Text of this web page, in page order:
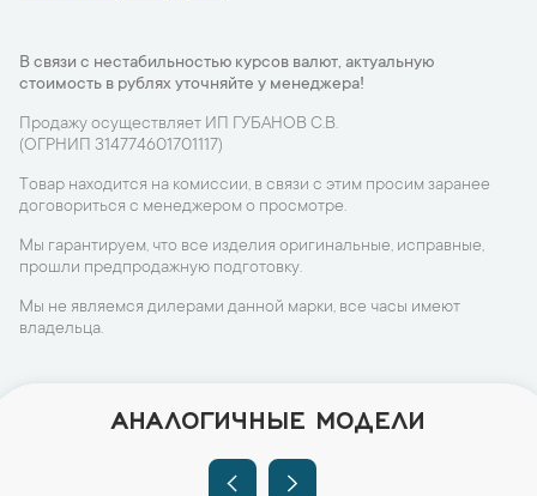
В связи с нестабильностью курсов валют, актуальную
стоимость в рублях уточняйте у менеджера!
Продажу осуществляет ИП ГУБАНОВ С.В.
(ОГРНИП 314774601701117)
Товар находится на комиссии, в связи с этим просим заранее
договориться с менеджером о просмотре.
Мы гарантируем, что все изделия оригинальные, исправные,
прошли предпродажную подготовку.
Мы не являемся дилерами данной марки, все часы имеют
владельца.
АНАЛОГИЧНЫЕ МОДЕЛИ